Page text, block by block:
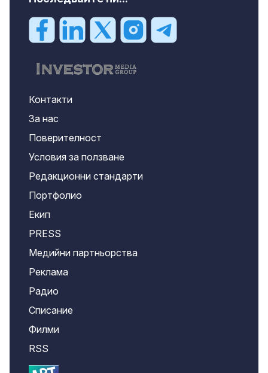
Контакти
За нас
Поверителност
Условия за ползване
Редакционни стандарти
Портфолио
Екип
PRESS
Медийни партньорства
Реклама
Радио
Списание
Филми
RSS